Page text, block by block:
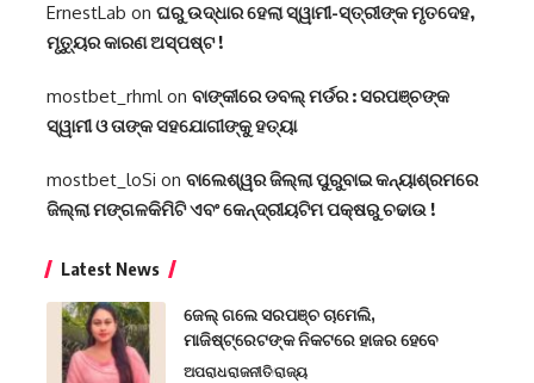
ErnestLab on ଘରୁ ଉଦ୍ଧାର ହେଲା ସ୍ୱାମୀ-ସ୍ତ୍ରୀଙ୍କ ମୃତଦେହ,
ମୃତ୍ୟୁର କାରଣ ଅସ୍ପଷ୍ଟ !
mostbet_rhmlon ବାଙ୍କୀରେ ଡବଲ୍‌ ମର୍ଡର : ସରପଞ୍ଚଙ୍କ
ସ୍ୱାମୀ ଓ ତାଙ୍କ ସହଯୋଗୀଙ୍କୁ ହତ୍ୟା
mostbet_loSi on ବାଲେଶ୍ୱର ଜିଲ୍ଲା ପୁରୁବାଇ କନ୍ୟାଶ୍ରମରେ
ଜିଲ୍ଲା ମଙ୍ଗଳକିମିଟି ଏବଂ କେନ୍ଦ୍ରୀୟଟିମ ପକ୍ଷରୁ ଚଢାଉ !
Latest News
ଜେଲ୍ ଗଲେ ସରପଞ୍ଚ ଚାମେଲି,
ମାଜିଷ୍ଟ୍ରେଟଙ୍କ ନିକଟରେ ହାଜର ହେବେ
ଅପରାଧରାଜନୀତିରାଜ୍ୟ